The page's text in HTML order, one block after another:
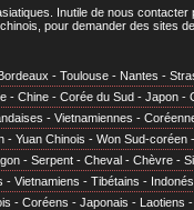
. Inutile de nous
pour demander des sites
- Toulouse - Nantes -
- Chine - Corée du Sud - Japon -
- Vietnamiennes -
- Yuan Chinois - Won Sud-coréen
- Serpent - Cheval - Chèvre -
- Vietnamiens - Tibétains -
- Coréens - Japonais - Laotiens